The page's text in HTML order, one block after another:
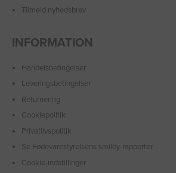
Tilmeld nyhedsbrev
INFORMATION
Handelsbetingelser
Leveringsbetingelser
Returnering
Cookiepolitik
Privatlivspolitik
Se Fødevarestyrelsens smiley-rapporter
Cookie-indstillinger